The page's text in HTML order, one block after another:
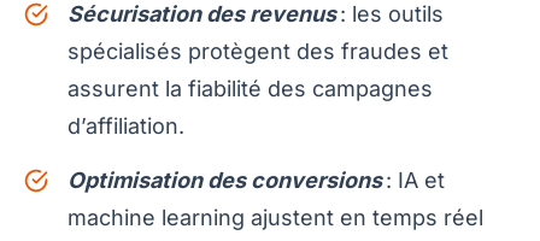
Sécurisation des revenus: les outils
spécialisés protègent des fraudes et
assurent la fiabilité des campagnes
d’affiliation.
Optimisation des conversions: IA et
machine learning ajustent en temps réel